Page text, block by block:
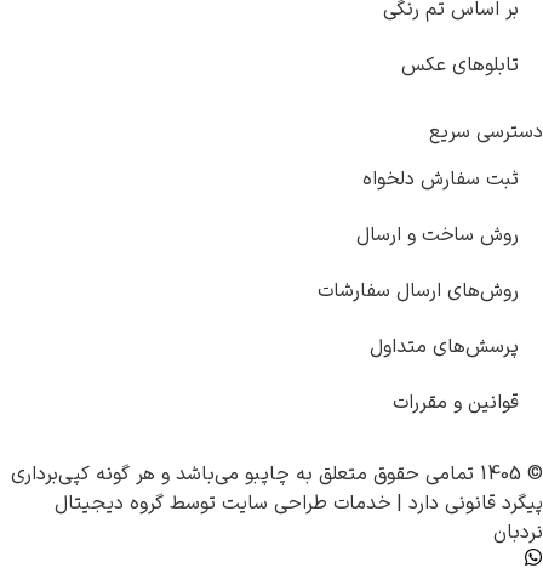
بر اساس تم رنگی
تابلوهای عکس
دسترسی سریع
ثبت سفارش دلخواه
روش ساخت و ارسال
روش‌های ارسال سفارشات
پرسش‌های متداول
قوانین و مقررات
© 1405 تمامی حقوق متعلق به چاپبو می‌باشد و هر گونه کپی‌برداری
پیگرد قانونی دارد | خدمات طراحی سایت توسط گروه دیجیتال
نردبان